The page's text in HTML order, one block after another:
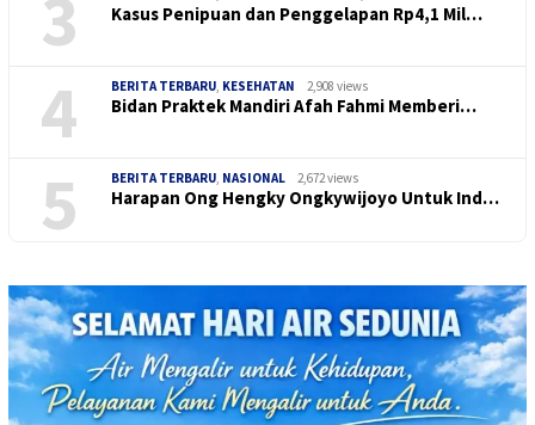
3 Kasus Penipuan dan Penggelapan Rp4,1 Mil…
4 BERITA TERBARU, KESEHATAN 2,908 views
Bidan Praktek Mandiri Afah Fahmi Memberi…
5 BERITA TERBARU, NASIONAL 2,672 views
Harapan Ong Hengky Ongkywijoyo Untuk Ind…